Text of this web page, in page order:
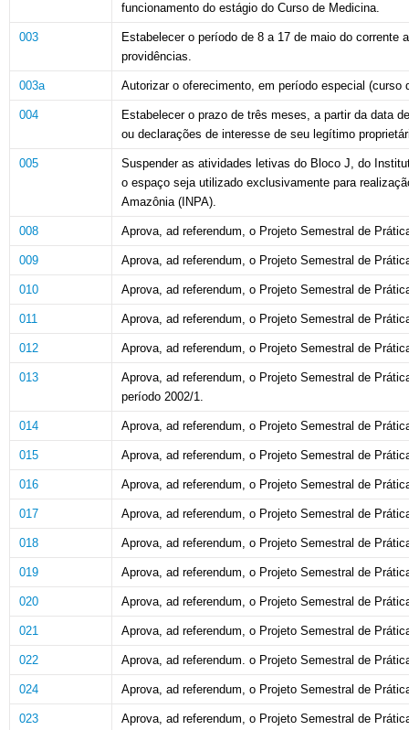
funcionamento do estágio do Curso de Medicina.
003
Estabelecer o período de 8 a 17 de maio do corrente
providências.
003a Autorizar o oferecimento, em período especial (curso
004
Estabelecer o prazo de três meses, a partir da data
ou declarações de interesse de seu legítimo
005
Suspender as atividades letivas do Bloco J, do
o espaço seja utilizado exclusivamente para
Amazônia (INPA).
008 Aprova, ad referendum, o Projeto Semestral de
009 Aprova, ad referendum, o Projeto Semestral de
010 Aprova, ad referendum, o Projeto Semestral de
011 Aprova, ad referendum, o Projeto Semestral de
012 Aprova, ad referendum, o Projeto Semestral de
013 Aprova, ad referendum, o Projeto Semestral de
período 2002/1.
014 Aprova, ad referendum, o Projeto Semestral de
015 Aprova, ad referendum, o Projeto Semestral de
016 Aprova, ad referendum, o Projeto Semestral de
017 Aprova, ad referendum, o Projeto Semestral de
018 Aprova, ad referendum, o Projeto Semestral de
019 Aprova, ad referendum, o Projeto Semestral de
020 Aprova, ad referendum, o Projeto Semestral de
021 Aprova, ad referendum, o Projeto Semestral de
022 Aprova, ad referendum. o Projeto Semestral de
024 Aprova, ad referendum, o Projeto Semestral de
023
Aprova, ad referendum, o Projeto Semestral de